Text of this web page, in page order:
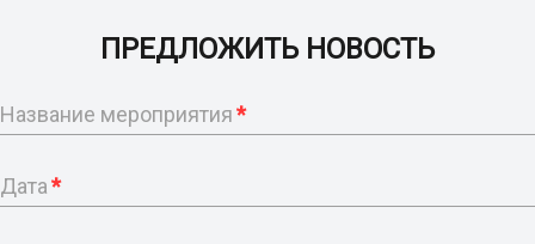
ПРЕДЛОЖИТЬ НОВОСТЬ
Название мероприятия*
Дата*